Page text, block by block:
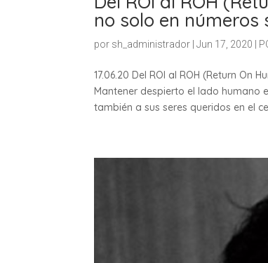
no solo en números
por sh_administrador |Jun 17, 2020
17.06.20 Del ROI al ROH (Return On
Mantener despierto el lado humano
también a sus seres queridos en el